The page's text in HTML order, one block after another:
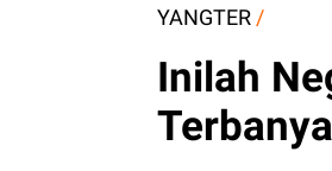
YANGTER /
Inilah